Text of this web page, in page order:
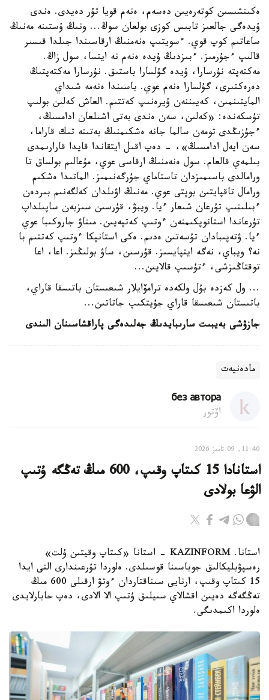
ەكىنشىسىن كوتەرەيىن دەسەم، ەنەم قويا تۇر دەيدى. ەندى
ۇيدەگى جالعىز تابىس كوزى بولعان سوڭ... ونىڭ ۇستىنە مەنىڭ
ساعاتىم كوپ قوي. ءسويتىپ ەنەمنىڭ ارقاسىندا جىلدا قىسىر
قالىپ ءجۇرمىز. ءبىزدىڭ ۇيدە ەنەم نە ايتسا، سول زاڭ.
مەكتەپتە نۇرسارا، ۇيدە گۇلسارا باستىق. نۇرسارا مەكتەپتىڭ
دەرەكتىرى، گۇلسارا ەنەم عوي. باسىندا ەنەمە شىداي
المايتىنمىن، كەيىننەن ۇيرەنىپ كەتتىم. العاش كەلىن بولىپ
تۇسكەندە: «كەلىن، سەن ەندى بەتى اشىلعان ادامسىڭ،
ءجۇزىڭدى تومەن سالما جانە ەشكىمنىڭ بەتىنە تىك قاراما،
سەن ايەل ادامسىڭ»، - دەپ اقىل ايتقاندا قايدا قارارىمدى
بىلمەي قالعام. سول ەنەمنىڭ ارقاسى عوي، مۇعالىم بولساق تا
ورامالدى باسىمىزدان تاستاماي جۇرگەنىمىز. الماتىدا ەشكىم
ورامال تاقپايتىن بوپتى عوي. مەنىڭ اۋىلدان كەلگەنىم بىردەن
ءبىلىنىپ تۇرعان شىعار ءيا. ويبۋ، قۇرسىن سىزبەن ساپىلداپ
تۇرعاندا استانوپكىمنەن ءوتىپ كەتپەيىن. مىناۋ جاروكىبا عوي
ءيا. ۋتەپىبادان تۇسەتىن ەدىم. ەكى استانپكا ءوتىپ كەتتىم با
نە؟ ويباي، نەگە ايتپايسىز. قۇرسىن، ساۋ بولىڭىز. اعا، اعا
توقتاڭىزشى، ءتۇسىپ قالايىن...
... ول كەزدە بۇل ولكەدە ترامۆايلار شىعىستان باتىسقا قاراي،
باتىستان شىعىسقا قاراي جۇيتكىپ جاتاتىن...
جازۋشى بەيبىت سارىبايدىڭ جەلىدەگى پاراقشاسىنان الىندى
مادەنيەت
без автора
اۆتور
11:40, 09 تامىز 2026
استانادا 15 كىتاپ وقىپ، 600 مىڭ تەڭگە ۇتىپ
الۋعا بولادى
استانا. KAZINFORM - استانا «كىتاپ وقيتىن ۇلت»
رەسپۋبليكالىق جوباسىنا قوسىلدى. ەلوردا تۇرعىندارى التى ايدا
15 كىتاپ وقىپ، ارنايى سىناقتاردان ءوتۋ ارقىلى 600 مىڭ
تەڭگەگە دەيىن اقشالاي سىيلىق ۇتىپ الا الادى، دەپ حابارلايدى
ەلوردا اكىمدىگى.